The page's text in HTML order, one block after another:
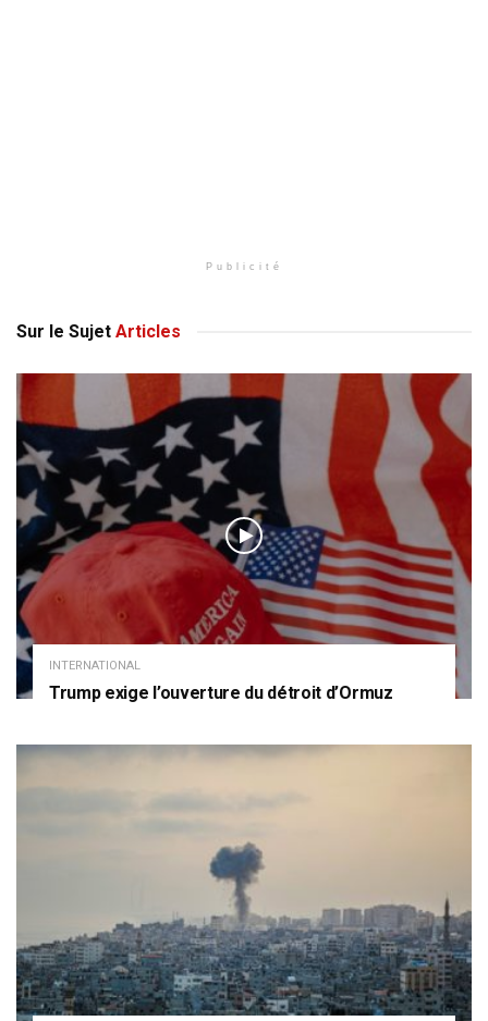
Publicité
Sur le Sujet Articles
INTERNATIONAL
Trump exige l’ouverture du détroit d’Ormuz